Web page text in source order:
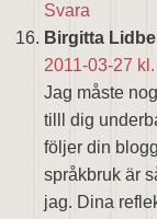
Svara
Birgitta
2011-03-27
Jag måste
tilll dig
följer din
språkbruk är
jag. Dina